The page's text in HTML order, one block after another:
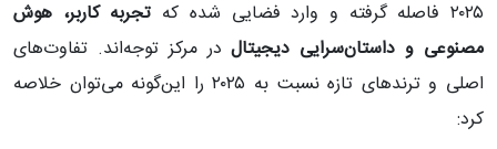
۲۰۲۵ فاصله گرفته و وارد فضایی شده که
تجربه کاربر، هوش
مصنوعی و داستان‌سرایی دیجیتالدر مرکز توجه‌اند. تفاوت‌های
اصلی و ترندهای تازه نسبت به ۲۰۲۵ را این‌گونه می‌توان خلاصه
کرد: